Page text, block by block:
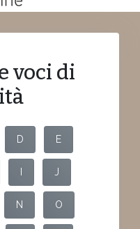
voci di
D E
J
N O